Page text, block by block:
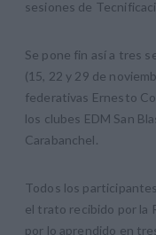
sesiones de
Se pone fin así a tres
(15, 22 y 29 de
federativas Ernesto
los clubes EDM San
Carabanchel.
Todos los
el trato recibido por la
por lo aprendido en